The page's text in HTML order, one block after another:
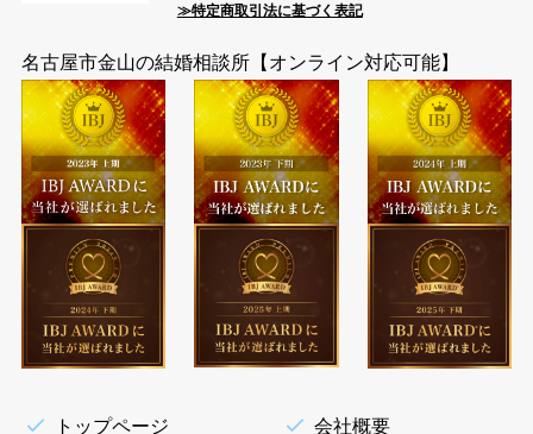
≫特定商取引法に基づく表記
名古屋市金山の結婚相談所【オンライン対応可能】
トップページ 会社概要